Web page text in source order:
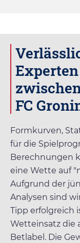
FC
Formkurven,
für die
Berechnungen
eine Wette auf
Aufgrund der
Analysen sind
Tipp erfolgreich
Wetteinsatz die
Betlabel . Die